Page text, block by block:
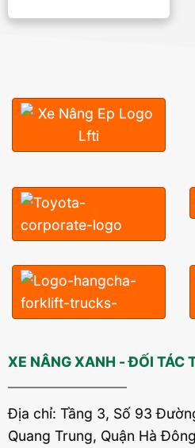
XE NÂNG XANH - ĐỐI TÁC
Địa chỉ: Tầng 3, Số 93
Quang Trung, Quận Hà